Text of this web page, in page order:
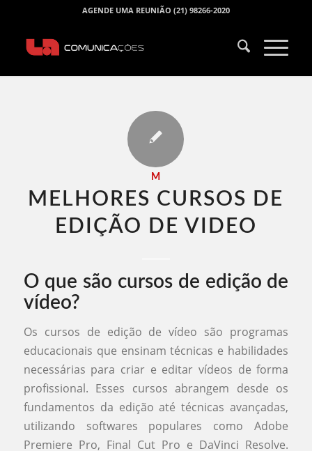
AGENDE UMA REUNIÃO (21) 98266-2020
M
MELHORES CURSOS DE
EDIÇÃO DE VIDEO​
O que são cursos de edição de
vídeo?
Os cursos de edição de vídeo são programas
educacionais que ensinam técnicas e habilidades
necessárias para criar e editar vídeos de forma
profissional. Esses cursos abrangem desde os
fundamentos da edição até técnicas avançadas,
utilizando softwares populares como Adobe
Premiere Pro, Final Cut Pro e DaVinci Resolve.